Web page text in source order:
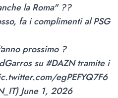
la Roma" ??
fa i complimenti al PSG
prossimo ?
su#DAZNtramite i
egPEFYQ7F6
June 1, 2026